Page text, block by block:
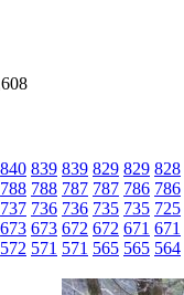
840 839 839 829 829 828
788 788 787 787 786 786
737 736 736 735 735 725
673 673 672 672 671 671
572 571 571 565 565 564